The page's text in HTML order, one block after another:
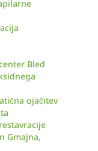
Bled
ojačitev
Gmajna,